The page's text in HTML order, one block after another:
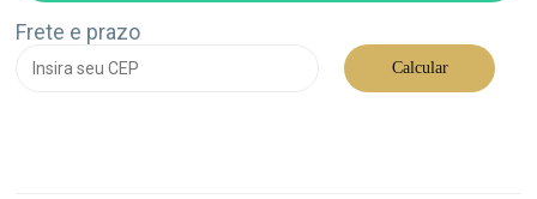
Frete e prazo
Calcular